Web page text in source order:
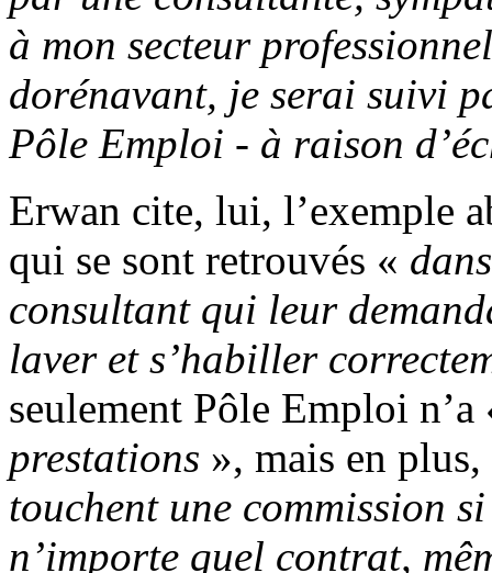
à mon secteur
dorénavant, je serai suivi
Pôle Emploi - à raison
Erwan cite, lui, l’exemple
qui se sont retrouvés «
consultant qui leur
laver et s’habiller
seulement Pôle Emploi
prestations », mais en
touchent une commission
n’importe quel contrat,